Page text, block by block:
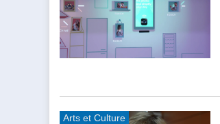
Arts et Culture